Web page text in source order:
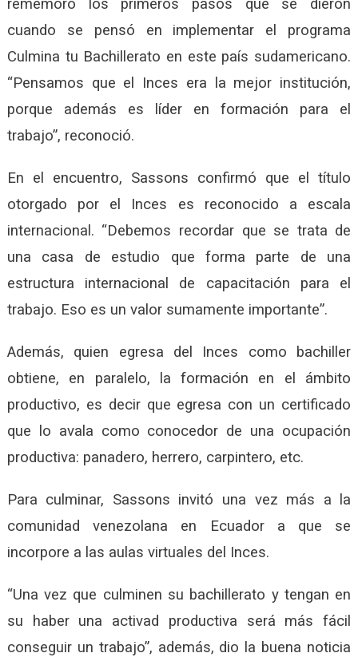
rememoró los primeros pasos que se dieron
cuando se pensó en implementar el programa
Culmina tu Bachillerato en este país sudamericano.
“Pensamos que el Inces era la mejor institución,
porque además es líder en formación para el
trabajo”, reconoció.
En el encuentro, Sassons confirmó que el título
otorgado por el Inces es reconocido a escala
internacional. “Debemos recordar que se trata de
una casa de estudio que forma parte de una
estructura internacional de capacitación para el
trabajo. Eso es un valor sumamente importante”.
Además, quien egresa del Inces como bachiller
obtiene, en paralelo, la formación en el ámbito
productivo, es decir que egresa con un certificado
que lo avala como conocedor de una ocupación
productiva: panadero, herrero, carpintero, etc.
Para culminar, Sassons invitó una vez más a la
comunidad venezolana en Ecuador a que se
incorpore a las aulas virtuales del Inces.
“Una vez que culminen su bachillerato y tengan en
su haber una activad productiva será más fácil
conseguir un trabajo”, además, dio la buena noticia